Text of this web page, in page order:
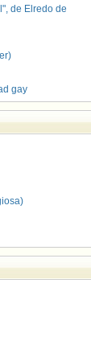
de Elredo de
gay